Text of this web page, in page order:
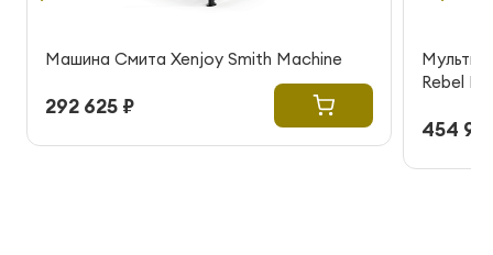
Машина Смита Xenjoy Smith Machine
292 625 ₽
Rebel
454